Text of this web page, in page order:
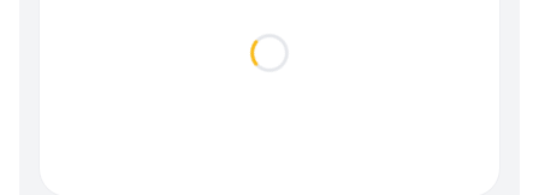
Loading...